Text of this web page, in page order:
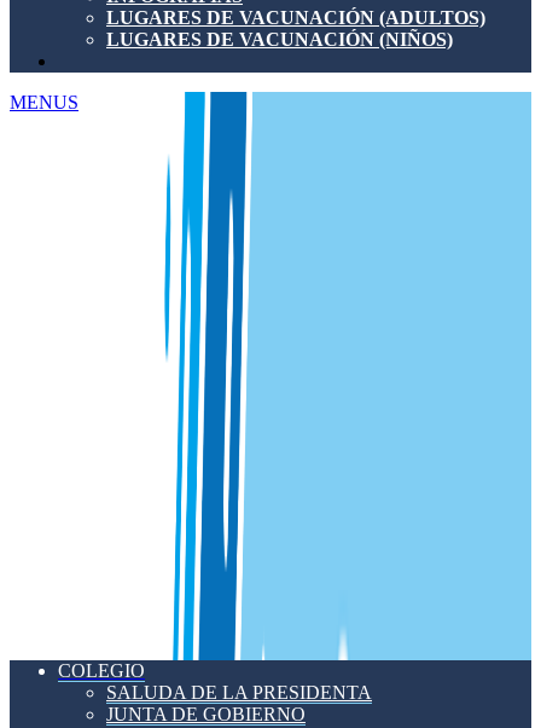
LUGARES DE VACUNACIÓN (ADULTOS)
LUGARES DE VACUNACIÓN (NIÑOS)
MENUS
COLEGIO
SALUDA DE LA PRESIDENTA
JUNTA DE GOBIERNO